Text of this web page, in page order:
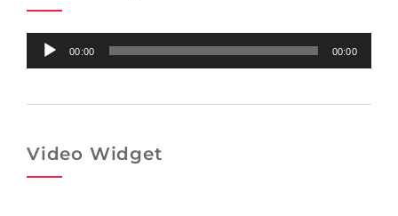
Audio-
Player
00:00 00:00
Video Widget